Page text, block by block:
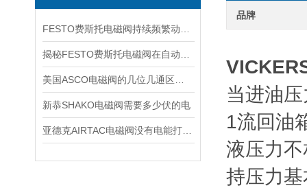
新恭SHAKO电磁阀需要多少伏的电
品牌
当进油
1流回油
液压力
持压力